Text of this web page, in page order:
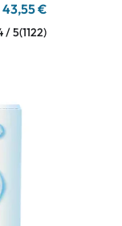
43,55 €
/ 5(1122)